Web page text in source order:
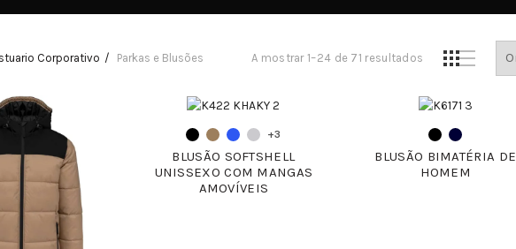
Corporativo Parkas e Blusões A mostrar 1–24 de 71 resultados Ordenado
recentes
+3
BLUSÃO SOFTSHELL
UNISSEXO COM MANGAS
AMOVÍVEIS
BLUSÃO BIMATÉRIA DE
HOMEM